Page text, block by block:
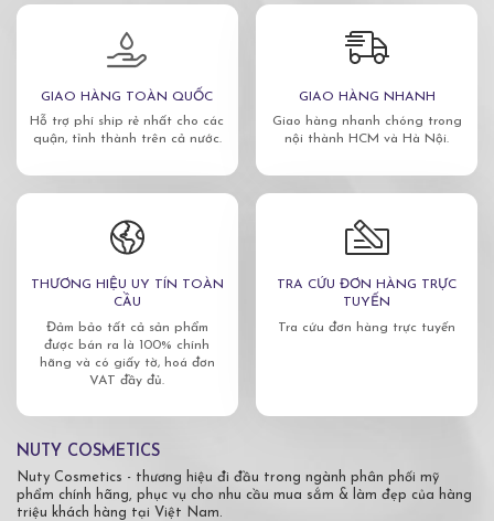
GIAO HÀNG TOÀN QUỐC
Hỗ trợ phí ship rẻ nhất cho các
quận, tỉnh thành trên cả nước.
GIAO HÀNG NHANH
Giao hàng nhanh chóng trong
nội thành HCM và Hà Nội.
THƯƠNG HIỆU UY TÍN TOÀN
CẦU
Đảm bảo tất cả sản phẩm
được bán ra là 100% chính
hãng và có giấy tờ, hoá đơn
VAT đầy đủ.
TRA CỨU ĐƠN HÀNG TRỰC
TUYẾN
Tra cứu đơn hàng trực tuyến
NUTY COSMETICS
Nuty Cosmetics - thương hiệu đi đầu trong ngành phân phối mỹ
phẩm chính hãng, phục vụ cho nhu cầu mua sắm & làm đẹp của hàng
triệu khách hàng tại Việt Nam.